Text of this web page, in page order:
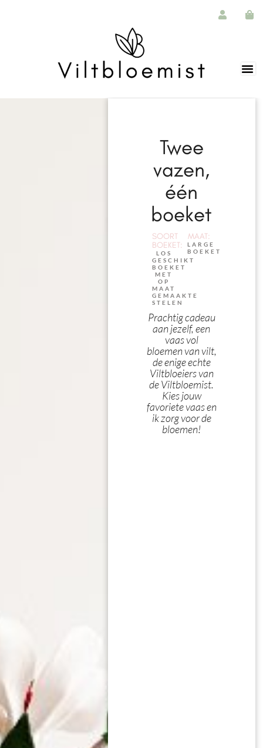
Twee
vazen,
één
boeket
SOORT
BOEKET:
LOS
GESCHIKT
BOEKET
MET
OP
MAAT
GEMAAKTE
STELEN
MAAT:
LARGE
BOEKET
Prachtig cadeau
aan jezelf, een
vaas vol
bloemen van vilt,
de enige echte
Viltbloeiers van
de Viltbloemist.
Kies jouw
favoriete vaas en
ik zorg voor de
bloemen!